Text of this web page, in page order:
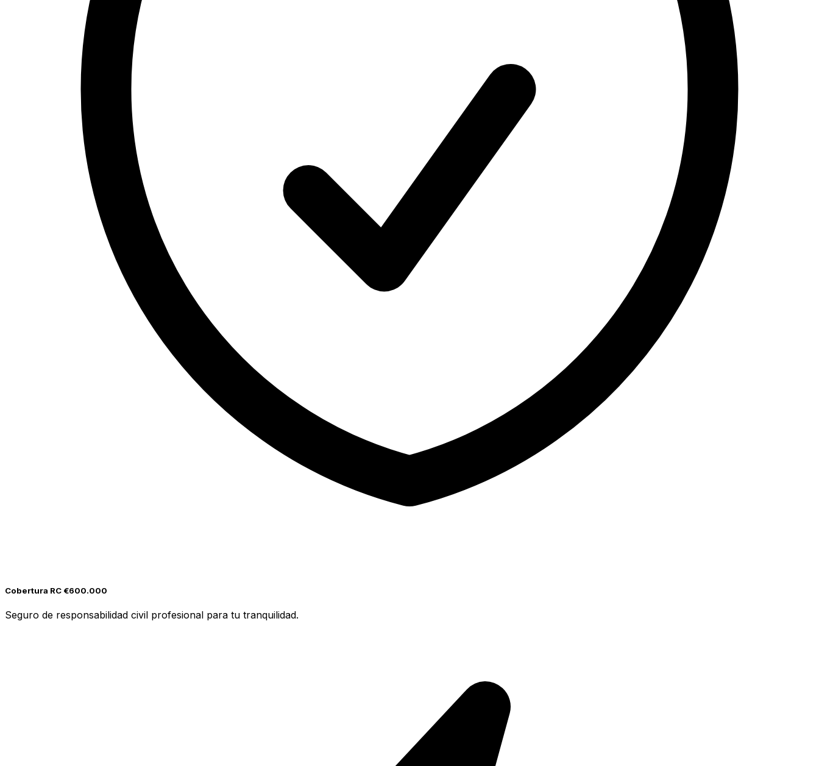
Cobertura RC €600.000
Seguro de responsabilidad civil profesional para tu tranquilidad.